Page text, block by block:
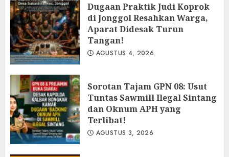
Dugaan Praktik Judi Koprok
di Jonggol Resahkan Warga,
Aparat Didesak Turun
Tangan!
AGUSTUS 4, 2026
‎Sorotan Tajam GPN 08: Usut
Tuntas Sawmill Ilegal Sintang
dan Oknum APH yang
Terlibat!
AGUSTUS 3, 2026